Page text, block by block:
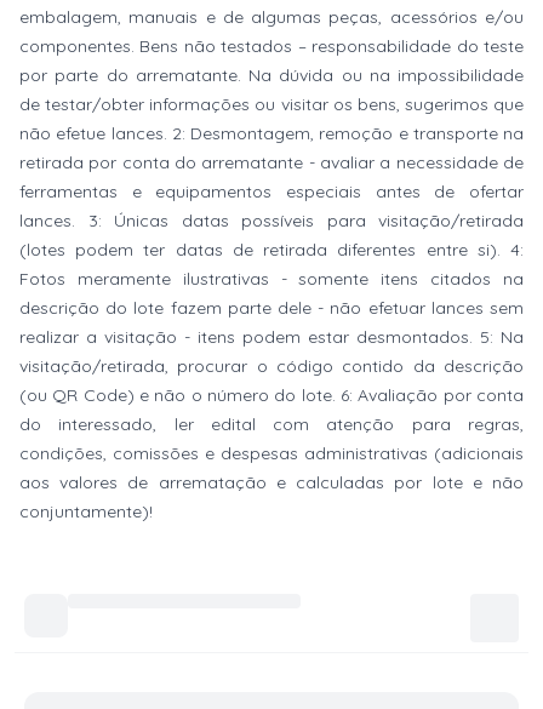
embalagem, manuais e de algumas peças, acessórios e/ou
componentes. Bens não testados – responsabilidade do teste
por parte do arrematante. Na dúvida ou na impossibilidade
de testar/obter informações ou visitar os bens, sugerimos que
não efetue lances. 2: Desmontagem, remoção e transporte na
retirada por conta do arrematante - avaliar a necessidade de
ferramentas e equipamentos especiais antes de ofertar
lances. 3: Únicas datas possíveis para visitação/retirada
(lotes podem ter datas de retirada diferentes entre si). 4:
Fotos meramente ilustrativas - somente itens citados na
descrição do lote fazem parte dele - não efetuar lances sem
realizar a visitação - itens podem estar desmontados. 5: Na
visitação/retirada, procurar o código contido da descrição
(ou QR Code) e não o número do lote. 6: Avaliação por conta
do interessado, ler edital com atenção para regras,
condições, comissões e despesas administrativas (adicionais
aos valores de arrematação e calculadas por lote e não
conjuntamente)!